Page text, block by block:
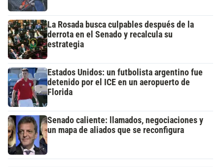
La Rosada busca culpables después de la
derrota en el Senado y recalcula su
estrategia
Estados Unidos: un futbolista argentino fue
detenido por el ICE en un aeropuerto de
Florida
Senado caliente: llamados, negociaciones y
un mapa de aliados que se reconfigura